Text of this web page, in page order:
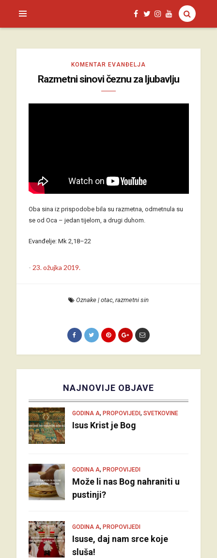
SAGUD.XYZKOMENTAR EVANĐELJA
Razmetni sinovi čeznu za ljubavlju
Oba sina iz prispodobe bila su razmetna, odmetnula su
se od Oca – jedan tijelom, a drugi duhom.
Evanđelje: Mk 2,18–22
- 23. ožujka 2019.
Oznake| otac, razmetni sin
NAJNOVIJE OBJAVE
GODINA A, PROPOVIJEDI , SVETKOVINE
Isus Krist je Bog
GODINA A, PROPOVIJEDI
Može li nas Bog nahraniti u
pustinji?
GODINA A, PROPOVIJEDI
Isuse, daj nam srce koje
sluša!